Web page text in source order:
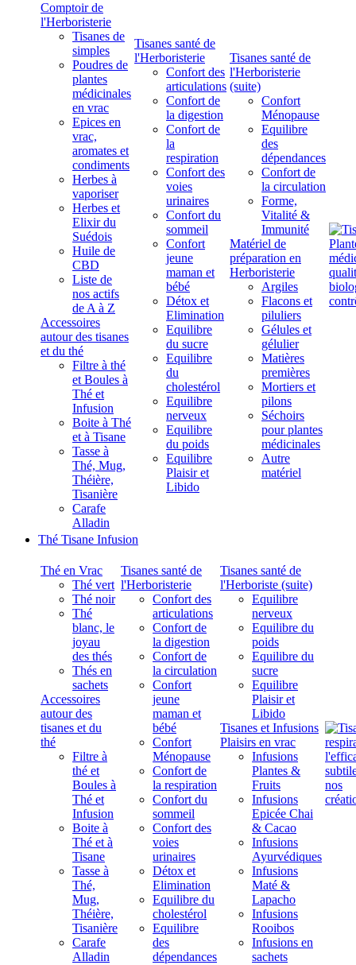
Comptoir de
l'Herboristerie
Tisanes de
simples
Poudres de
plantes
médicinales
en vrac
Epices en
vrac,
aromates et
condiments
Herbes à
vaporiser
Herbes et
Elixir du
Suédois
Huile de
CBD
Liste de
nos actifs
de A à Z
Accessoires
autour des tisanes
et du thé
Filtre à thé
et Boules à
Thé et
Infusion
Boite à Thé
et à Tisane
Tasse à
Thé, Mug,
Théière,
Tisanière
Carafe
Alladin
Tisanes santé de
l'Herboristerie
Confort des
articulations
Confort de
la digestion
Confort de
la
respiration
Confort des
voies
urinaires
Confort du
sommeil
Confort
jeune
maman et
bébé
Détox et
Elimination
Equilibre
du sucre
Equilibre
du
cholestérol
Equilibre
nerveux
Equilibre
du poids
Equilibre
Plaisir et
Libido
Tisanes santé de
l'Herboristerie
(suite)
Confort
Ménopause
Equilibre
des
dépendances
Confort de
la circulation
Forme,
Vitalité &
Immunité
Matériel de
préparation en
Herboristerie
Argiles
Flacons et
piluliers
Gélules et
gélulier
Matières
premières
Mortiers et
pilons
Séchoirs
pour plantes
médicinales
Autre
matériel
Thé Tisane Infusion
Thé en Vrac
Thé vert
Thé noir
Thé
blanc, le
joyau
des thés
Thés en
sachets
Accessoires
autour des
tisanes et du
thé
Filtre à
thé et
Boules à
Thé et
Infusion
Boite à
Thé et à
Tisane
Tasse à
Thé,
Mug,
Théière,
Tisanière
Carafe
Alladin
Tisanes santé de
l'Herboristerie
Confort des
articulations
Confort de
la digestion
Confort de
la circulation
Confort
jeune
maman et
bébé
Confort
Ménopause
Confort de
la respiration
Confort du
sommeil
Confort des
voies
urinaires
Détox et
Elimination
Equilibre du
cholestérol
Equilibre
des
dépendances
Tisanes santé de
l'Herboriste (suite)
Equilibre
nerveux
Equilibre du
poids
Equilibre du
sucre
Equilibre
Plaisir et
Libido
Tisanes et Infusions
Plaisirs en vrac
Infusions
Plantes &
Fruits
Infusions
Epicée Chai
& Cacao
Infusions
Ayurvédiques
Infusions
Maté &
Lapacho
Infusions
Rooibos
Infusions en
sachets